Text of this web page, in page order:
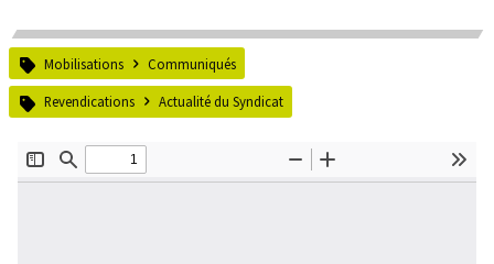
Mobilisations Communiqués
Revendications Actualité du Syndicat